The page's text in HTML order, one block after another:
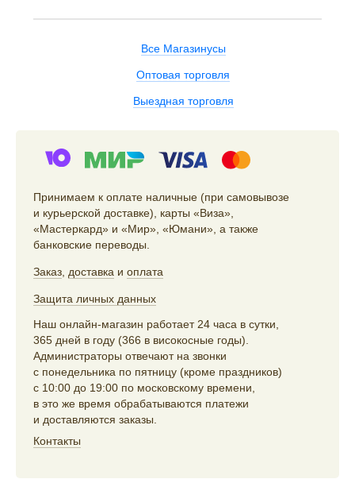
Все Магазинусы
Оптовая торговля
Выездная торговля
Принимаем к оплате наличные (при самовывозе
и курьерской доставке), карты «Виза»,
«Мастеркард» и «Мир», «Юмани», а также
банковские переводы.
Заказ доставка и оплата
Защита личных данных
Наш онлайн-магазин работает 24 часа в сутки,
365 дней в году (366 в високосные годы).
Администраторы отвечают на звонки
с понедельника по пятницу (кроме праздников)
с 10:00 до 19:00 по московскому времени,
в это же время обрабатываются платежи
и доставляются заказы.
Контакты